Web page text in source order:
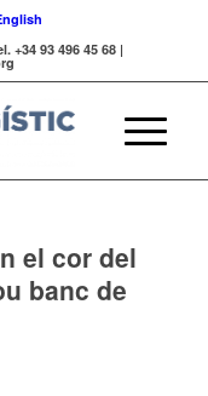
+34 93 496 45 68 |
el cor del
banc de